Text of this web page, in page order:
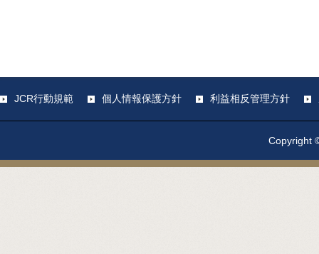
JCR行動規範 個人情報保護方針 利益相反管理方針
Copyright